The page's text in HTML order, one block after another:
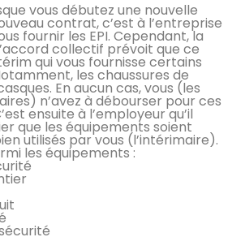
vous débutez une nouvelle
contrat, c’est à l’entreprise
fournir les EPI. Cependant, la
collectif prévoit que ce
qui vous fournisse certains
les chaussures de
En aucun cas, vous (les
n’avez à débourser pour ces
ensuite à l’employeur qu’il
que les équipements soient
utilisés par vous (l’intérimaire).
les équipements :